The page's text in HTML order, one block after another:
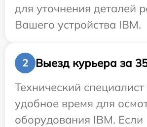
для уточнения деталей
Вашего устройства IBM.
2
Выезд курьера за
Технический
удобное время для
оборудования IBM. Если